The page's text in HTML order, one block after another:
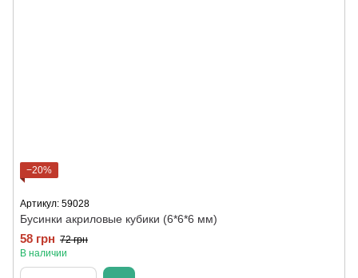
−20%
Артикул: 59028
Бусинки акриловые кубики (6*6*6 мм)
58 грн 72 грн
В наличии